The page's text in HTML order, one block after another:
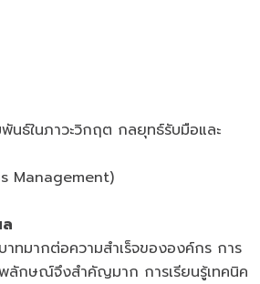
นธ์ในภาวะวิกฤต กลยุทธ์รับมือและ
Management)
าทมากต่อความสำเร็จขององค์กร การ
ลักษณ์จึงสำคัญมาก การเรียนรู้เทคนิค